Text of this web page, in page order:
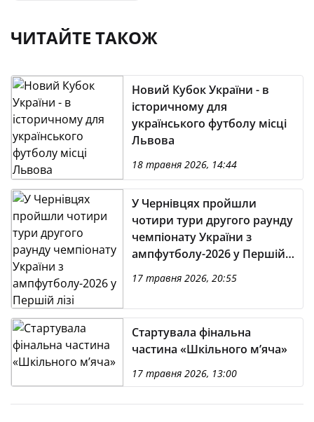
ЧИТАЙТЕ ТАКОЖ
Новий Кубок України - в
історичному для
українського футболу місці
Львова
18 травня 2026, 14:44
У Чернівцях пройшли
чотири тури другого раунду
чемпіонату України з
ампфутболу-2026 у Першій
17 травня 2026, 20:55
Стартувала фінальна
частина «Шкільного м’яча»
17 травня 2026, 13:00